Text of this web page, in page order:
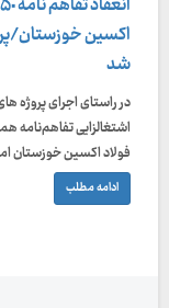
اکسین خوزستان/
شد
در راستای اجرای پروژه
فولاد اکسین خوزستان
ادامه مطلب